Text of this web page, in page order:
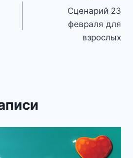
Сценарий 23
февраля для
взрослых